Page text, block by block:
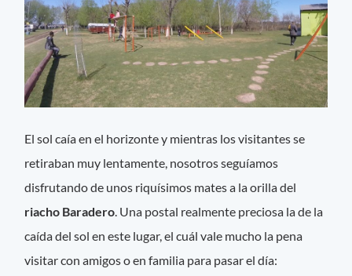
El sol caía en el horizonte y mientras los visitantes se
retiraban muy lentamente, nosotros seguíamos
disfrutando de unos riquísimos mates a la orilla del
riacho Baradero. Una postal realmente preciosa la de la
caída del sol en este lugar, el cuál vale mucho la pena
visitar con amigos o en familia para pasar el día: